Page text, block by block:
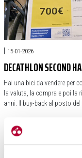
| 15-01-2026
DECATHLON SECOND
Hai una bici da vendere per
la valuta, la compra e poi la
anni. Il buy-back al posto del
#SECOND HAND